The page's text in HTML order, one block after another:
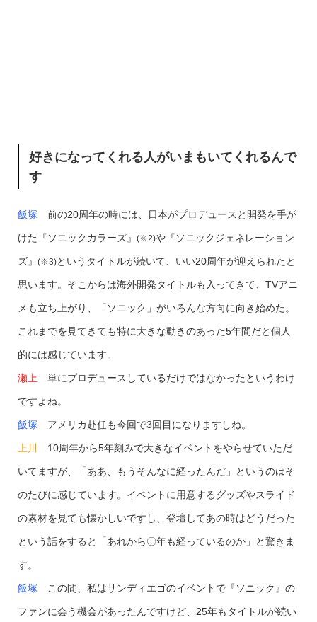
好きになってくれる人がいまもいてくれるんで
す
飯塚前の20周年の時には、日本がプロデュースと開発を手が
けた『ソニックカラーズ』 (※2)や『ソニックジェネレーション
ズ』 (※3)というタイトルが続いて、いい20周年が迎えられたと
思います。そこからは海外開発タイトルも入ってきて、TVアニ
メも立ち上がり、「ソニック」がいろんな方向に向き始めた。
これまでを見てきても特に大きな動きのあった5年間だと個人
的には感じています。
瀬上単にプロデュースしているだけではなかったというわけ
ですよね。
飯塚アメリカ赴任も今回で3回目になりますしね。
上川 10周年から5年刻みで大きなイベントをやらせていただ
いてますが、「ああ、もうそんなに経ったんだ」というのはそ
のたびに感じています。イベントに用意するグッズやスライド
の素材を見ても懐かしいですし、登壇してあの時はどうだった
という話をすると「あれから〇年も経っているのか」と驚きま
す。
飯塚この間、私はサンディエゴのイベントで『ソニック』の
ファンに会う機会があったんですけど、25年もタイトルが続い